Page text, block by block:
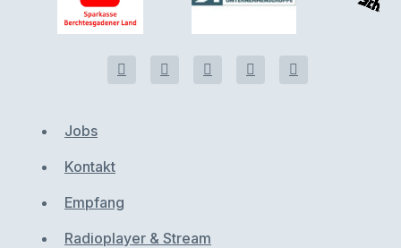
Jobs
Kontakt
Empfang
Radioplayer & Stream